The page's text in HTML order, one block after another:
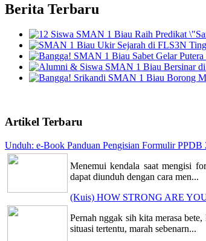
Berita Terbaru
Artikel Terbaru
Unduh: e-Book Panduan Pengisian Formulir PPDB
Menemui kendala saat mengisi
dapat diunduh dengan cara men...
(Kuis) HOW STRONG ARE
Pernah nggak sih kita merasa
situasi tertentu, marah sebenarn...